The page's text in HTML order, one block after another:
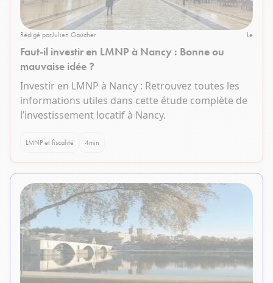
Rédigé parJulien Gaucher Le
Faut-il investir en LMNP à Nancy : Bonne ou
mauvaise idée ?
Investir en LMNP à Nancy : Retrouvez toutes les
informations utiles dans cette étude complète de
l’investissement locatif à Nancy.
LMNP et fiscalité 4min